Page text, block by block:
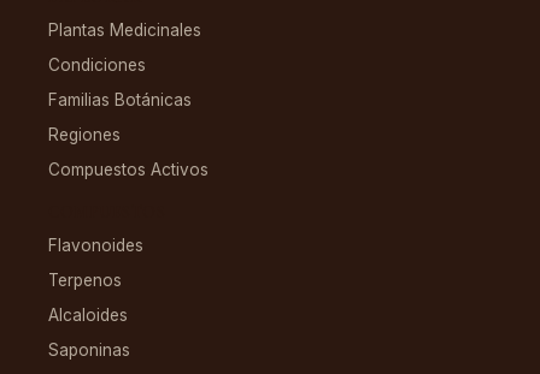
Plantas Medicinales
Condiciones
Familias Botánicas
Regiones
Compuestos Activos
Flavonoides
Terpenos
Alcaloides
Saponinas